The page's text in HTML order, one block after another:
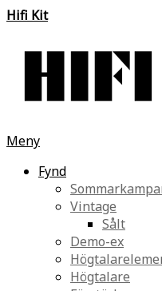
Hifi Kit
Meny
Fynd
Vintage
Sålt
Demo-ex
Högtalare